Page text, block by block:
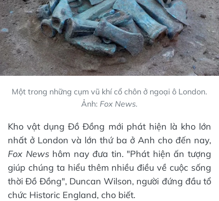
Một trong những cụm vũ khí cổ chôn ở ngoại ô London.
Ảnh: Fox News.
Kho vật dụng Đồ Đồng mới phát hiện là kho lớn
nhất ở London và lớn thứ ba ở Anh cho đến nay,
Fox News hôm nay đưa tin. "Phát hiện ấn tượng
giúp chúng ta hiểu thêm nhiều điều về cuộc sống
thời Đồ Đồng", Duncan Wilson, người đứng đầu tổ
chức Historic England, cho biết.